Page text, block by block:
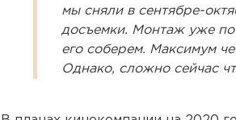
мы сняли в сентябре-
досъемки. Монтаж уже
его соберем. Максимум
Однако, сложно сейчас